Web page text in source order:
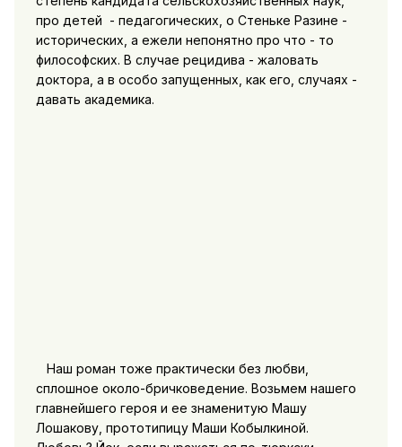
про детей - педагогических, о Стеньке Разине -
исторических, а ежели непонятно про что - то
философских. В случае рецидива - жаловать
доктора, а в особо запущенных, как его, случаях -
давать академика.
Наш роман тоже практически без любви,
сплошное около-бричковедение. Возьмем нашего
главнейшего героя и ее знаменитую Машу
Лошакову, прототипицу Маши Кобылкиной.